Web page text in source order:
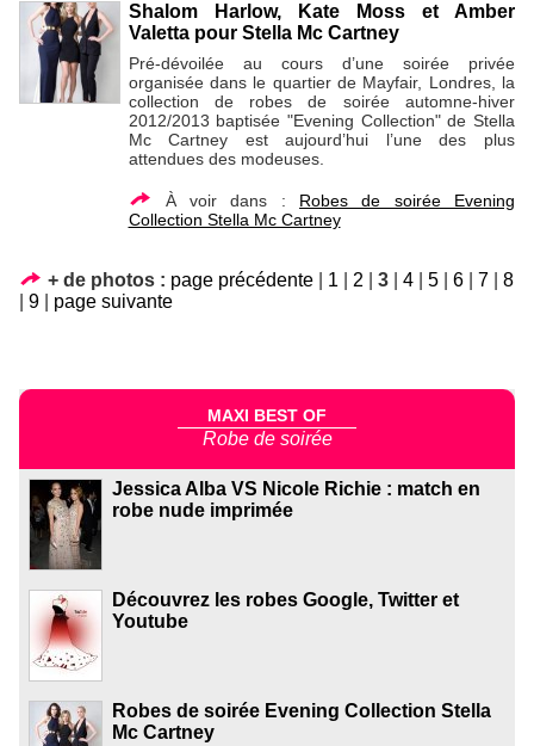
Shalom Harlow, Kate Moss et Amber
Valetta pour Stella Mc Cartney
Pré-dévoilée au cours d’une soirée privée
organisée dans le quartier de Mayfair, Londres, la
collection de robes de soirée automne-hiver
2012/2013 baptisée "Evening Collection" de Stella
Mc Cartney est aujourd’hui l’une des plus
attendues des modeuses.
À voir dans : Robes de soirée Evening
Collection Stella Mc Cartney
+ de photos : page précédente 1 2 3 4 5 6 7
8
9 page suivante
MAXI BEST OF
Robe de soirée
Jessica Alba VS Nicole Richie : match en
robe nude imprimée
Découvrez les robes Google, Twitter et
Youtube
Robes de soirée Evening Collection Stella
Mc Cartney